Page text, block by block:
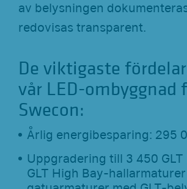
av belysningen
redovisas transparent.
De viktigaste
vår LED-ombyggnad
Swecon:
Årlig energibesparing: 295
Uppgradering till 3 450 GLT
GLT High Bay-